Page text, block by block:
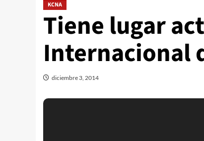
KCNA
Tiene lugar
Internacional
diciembre 3, 2014